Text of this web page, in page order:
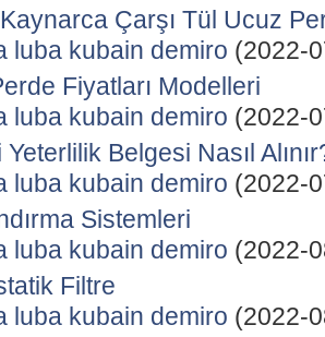
Çarşı Tül Ucuz
luba kubain demiro (2022-
Fiyatları Modelleri
luba kubain demiro (2022-
Belgesi Nasıl
luba kubain demiro (2022-
Sistemleri
luba kubain demiro (2022-
Filtre
luba kubain demiro (2022-